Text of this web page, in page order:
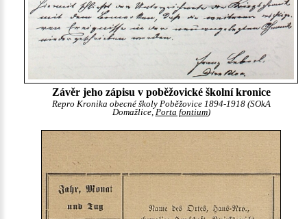
Závěr jeho zápisu v poběžovické školní kronice
Repro Kronika obecné školy Poběžovice 1894-1918 (SOkA
Domažlice,Porta fontium)